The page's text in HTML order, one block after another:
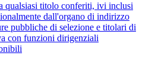
qualsiasi titolo conferiti, ivi inclusi
dall'organo di indirizzo
pubbliche di selezione e titolari di
con funzioni dirigenziali